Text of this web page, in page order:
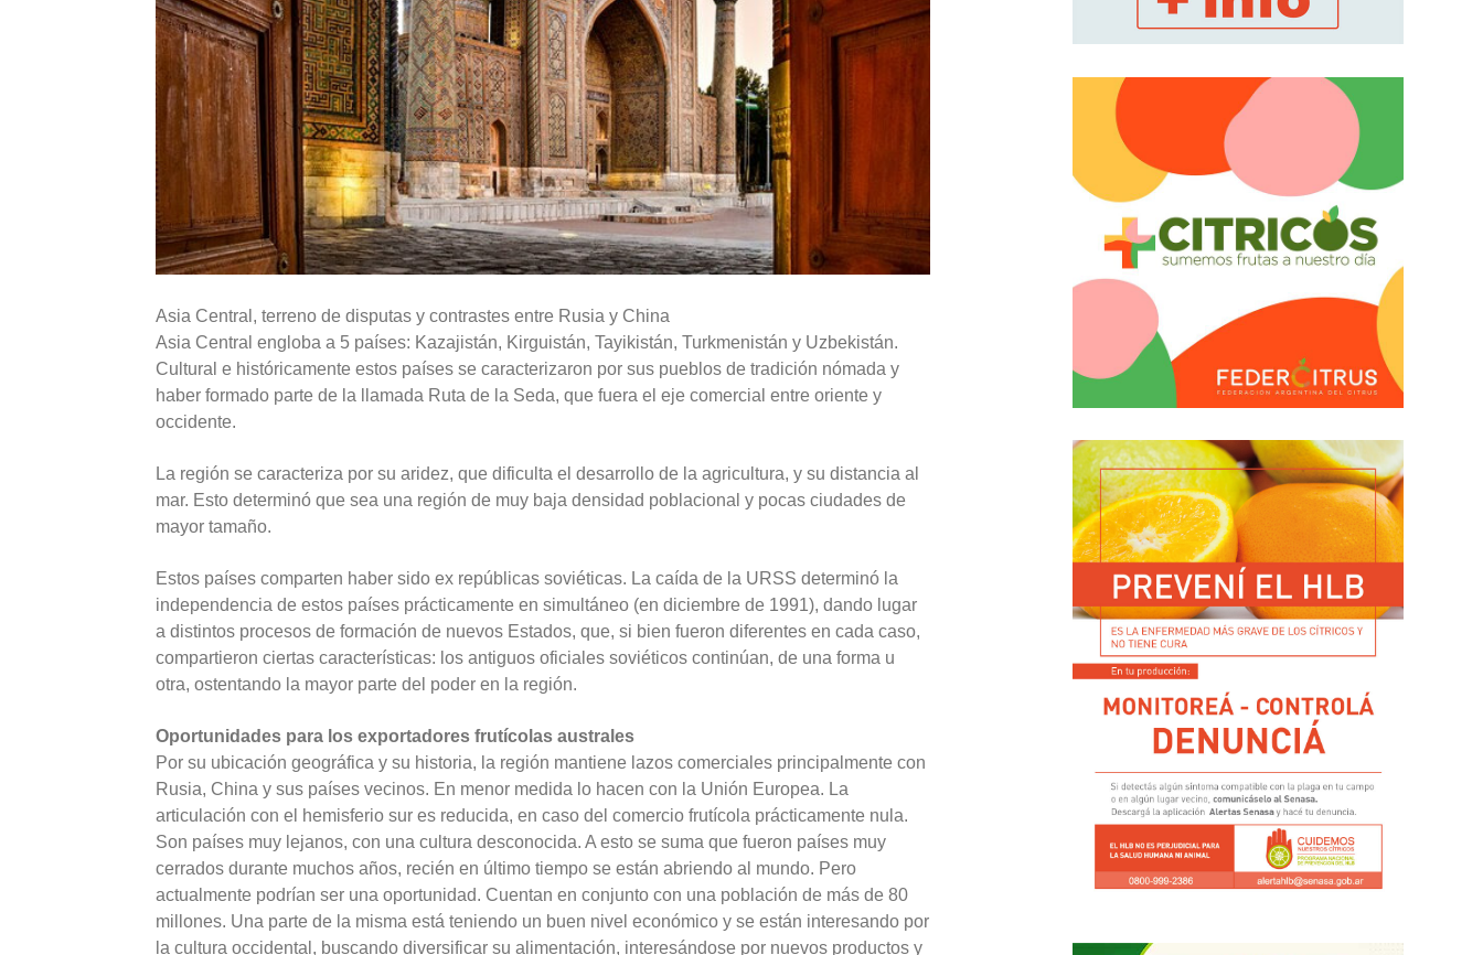
Asia Central, terreno de disputas y contrastes entre Rusia y China
Asia Central engloba a 5 países: Kazajistán, Kirguistán, Tayikistán, Turkmenistán y Uzbekistán.
Cultural e históricamente estos países se caracterizaron por sus pueblos de tradición nómada y
haber formado parte de la llamada Ruta de la Seda, que fuera el eje comercial entre oriente y
occidente.
La región se caracteriza por su aridez, que dificulta el desarrollo de la agricultura, y su distancia al
mar. Esto determinó que sea una región de muy baja densidad poblacional y pocas ciudades de
mayor tamaño.
Estos países comparten haber sido ex repúblicas soviéticas. La caída de la URSS determinó la
independencia de estos países prácticamente en simultáneo (en diciembre de 1991), dando lugar
a distintos procesos de formación de nuevos Estados, que, si bien fueron diferentes en cada caso,
compartieron ciertas características: los antiguos oficiales soviéticos continúan, de una forma u
otra, ostentando la mayor parte del poder en la región.
Oportunidades para los exportadores frutícolas australes
Por su ubicación geográfica y su historia, la región mantiene lazos comerciales principalmente con
Rusia, China y sus países vecinos. En menor medida lo hacen con la Unión Europea. La
articulación con el hemisferio sur es reducida, en caso del comercio frutícola prácticamente nula.
Son países muy lejanos, con una cultura desconocida. A esto se suma que fueron países muy
cerrados durante muchos años, recién en último tiempo se están abriendo al mundo. Pero
actualmente podrían ser una oportunidad. Cuentan en conjunto con una población de más de 80
millones. Una parte de la misma está teniendo un buen nivel económico y se están interesando por
la cultura occidental, buscando diversificar su alimentación, interesándose por nuevos productos y